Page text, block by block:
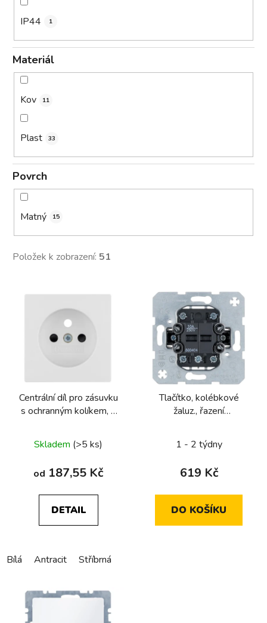
IP44 1
Materiál
Kov 11
Plast 33
Povrch
Matný 15
Položek k zobrazení: 51
Centrální díl pro zásuvku
s ochranným kolíkem, s
Q.1/Q.3/Q.7/Q.9
Skladem (>5 ks)
od 187,55 Kč
DETAIL
Bílá Antracit Stříbrná
Tlačítko, kolébkové
žaluz., řazení
A, 250 V~, 4x NO pro
2x žaluzie,
1 - 2 týdny
619 Kč
DO KOŠÍKU